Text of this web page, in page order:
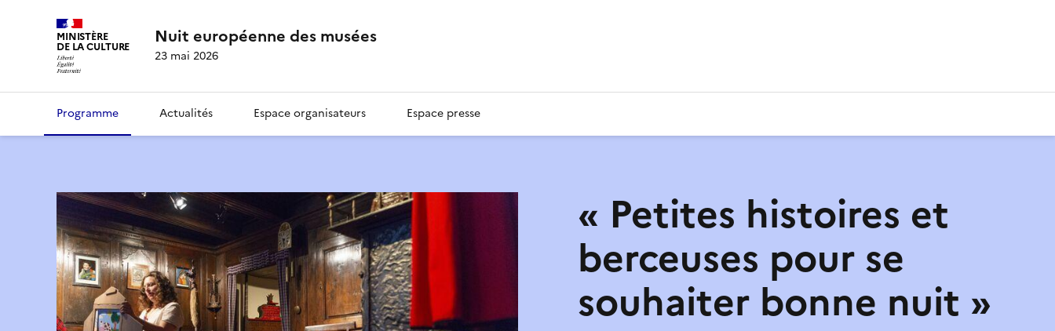
MINISTÈRE
DE LA CULTURE Nuit européenne des musées
23 mai 2026
Programme Actualités Espace organisateurs Espace presse
« Petites histoires et
berceuses pour se
souhaiter bonne nuit »